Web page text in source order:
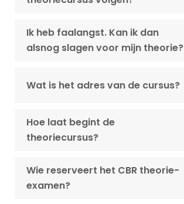
Ik heb faalangst. Kan ik dan
alsnog slagen voor mijn theorie?
Wat is het adres van de cursus?
Hoe laat begint de
theoriecursus?
Wie reserveert het CBR theorie-
examen?